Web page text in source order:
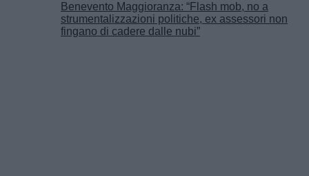
Benevento Maggioranza: “Flash mob, no a
strumentalizzazioni politiche, ex assessori non
fingano di cadere dalle nubi”